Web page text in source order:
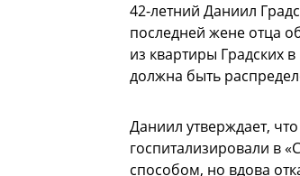
42-летний Даниил
последней жене отца
из квартиры Градских
должна быть
Даниил утверждает,
госпитализировали в
способом, но вдова